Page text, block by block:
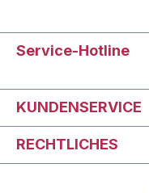
Service-Hotline
KUNDENSERVICE
RECHTLICHES